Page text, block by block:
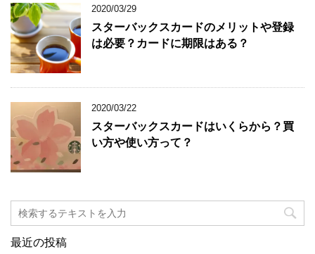
2020/03/29
スターバックスカードのメリットや登録
は必要？カードに期限はある？
2020/03/22
スターバックスカードはいくらから？買
い方や使い方って？
最近の投稿